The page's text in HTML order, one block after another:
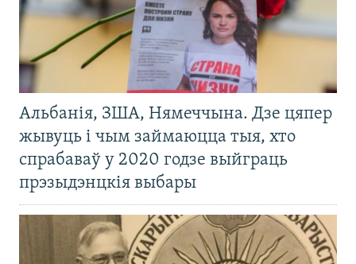
Альбанія, ЗША, Нямеччына. Дзе цяпер
жывуць і чым займаюцца тыя, хто
спрабаваў у 2020 годзе выйграць
прэзыдэнцкія выбары